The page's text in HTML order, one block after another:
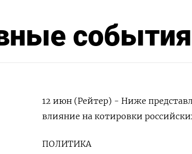
12 июн (Рейтер) - Ниже
влияние на котировки
ПОЛИТИКА